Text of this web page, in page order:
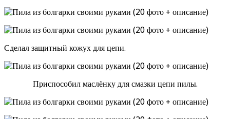
Сделал защитный кожух для цепи.
Приспособил маслёнку для смазки цепи пилы.